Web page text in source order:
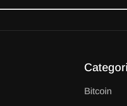
Bitcoin